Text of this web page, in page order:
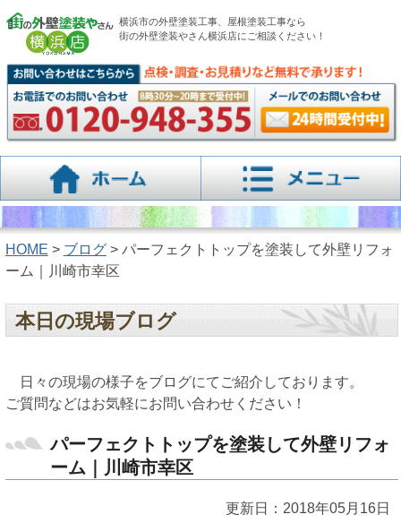
横浜市の外壁塗装工事、屋根塗装工事なら
街の外壁塗装やさん横浜店にご相談ください！
HOME > ブログ> パーフェクトトップを塗装して外壁リフォ
ーム｜川崎市幸区
本日の現場ブログ
日々の現場の様子をブログにてご紹介しております。
ご質問などはお気軽にお問い合わせください！
パーフェクトトップを塗装して外壁リフォ
ーム｜川崎市幸区
更新日：2018年05月16日